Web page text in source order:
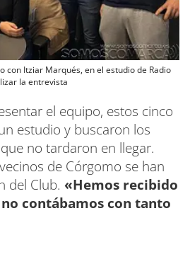
con Itziar Marqués, en el estudio de Radio
la entrevista
el equipo, estos cinco
estudio y buscaron los
no tardaron en llegar.
de Córgomo se han
del Club. «Hemos recibido
contábamos con tanto